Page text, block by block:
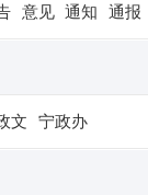
意见 通知 通报
文 宁政办